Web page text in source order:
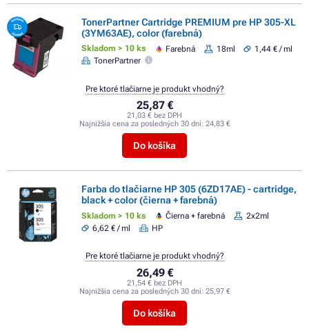
TonerPartner Cartridge PREMIUM pre HP 305-XL
(3YM63AE), color (farebná)
Skladom > 10 ks Farebná 18ml
1,44 € / ml
TonerPartner
25,87 €
21,03 € bez DPH
Najnižšia cena za posledných 30 dní: 24,83 €
Do košíka
Pre ktoré tlačiarne je produkt vhodný?
Farba do tlačiarne HP 305 (6ZD17AE) - cartridge,
black + color (čierna + farebná)
Skladom > 10 ks Čierna + farebná
2x2ml
6,62 € / ml
HP
26,49 €
21,54 € bez DPH
Najnižšia cena za posledných 30 dní: 25,97 €
Do košíka
Pre ktoré tlačiarne je produkt vhodný?